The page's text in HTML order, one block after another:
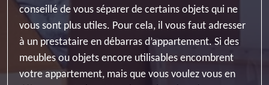
conseillé de vous séparer de certains objets qui ne
vous sont plus utiles. Pour cela, il vous faut adresser
à un prestataire en débarras d’appartement. Si des
meubles ou objets encore utilisables encombrent
votre appartement, mais que vous voulez vous en